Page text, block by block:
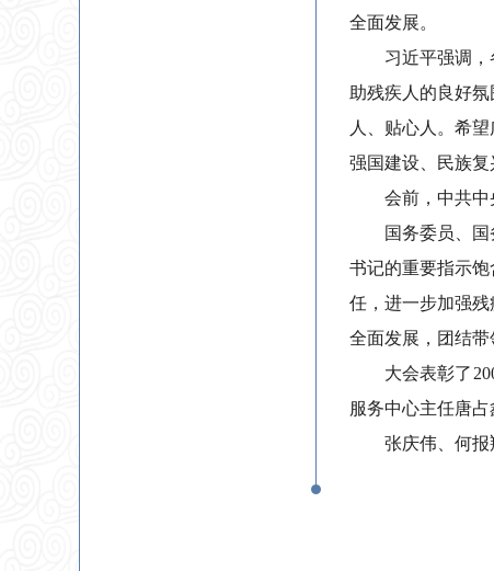
全面发展。
习近平强调
助残疾人的良好
人、贴心人。希
强国建设、民族复
会前，中共中
国务委员、
书记的重要指示
任，进一步加强
全面发展，团结带
大会表彰了
服务中心主任唐
张庆伟、何报